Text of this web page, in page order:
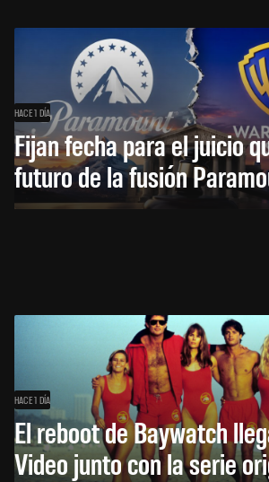
HACE 1 DÍA
Fijan fecha para el juicio
futuro de la fusión
HACE 1 DÍA
El reboot de Baywatch
Video junto con la serie